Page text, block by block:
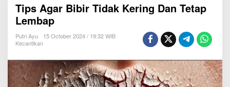
p
a
r
B
Tips Agar Bibir Tidak Kering Dan Tetap
Lembap
Putri Ayu
15 October 2024 / 19:32 WIB
Kecantikan